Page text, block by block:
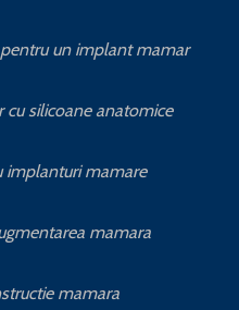
un implant mamar
silicoane anatomice
implanturi mamare
mamara
mamara